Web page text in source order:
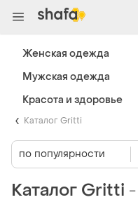
Каталог Gritti
Каталог Gritti -
по популярности
Женская одежда
Мужская одежда
Красота и здоровье